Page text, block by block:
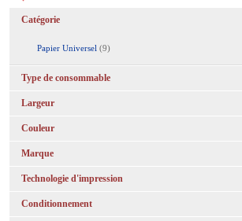
Catégorie
Papier Universel (9)
Type de consommable
Largeur
Couleur
Marque
Technologie d'impression
Conditionnement